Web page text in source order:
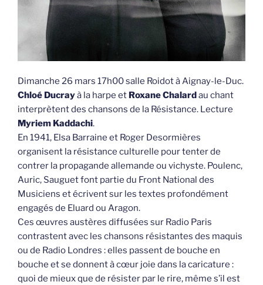
Dimanche 26 mars 17h00 salle Roidot à Aignay-le-Duc.
Chloé Ducrayà la harpe et Roxane Chalard au chant
interprètent des chansons de la Résistance. Lecture
Myriem Kaddachi.
En 1941, Elsa Barraine et Roger Desormières
organisent la résistance culturelle pour tenter de
contrer la propagande allemande ou vichyste. Poulenc,
Auric, Sauguet font partie du Front National des
Musiciens et écrivent sur les textes profondément
engagés de Eluard ou Aragon.
Ces œuvres austères diffusées sur Radio Paris
contrastent avec les chansons résistantes des maquis
ou de Radio Londres : elles passent de bouche en
bouche et se donnent à cœur joie dans la caricature :
quoi de mieux que de résister par le rire, même s’il est